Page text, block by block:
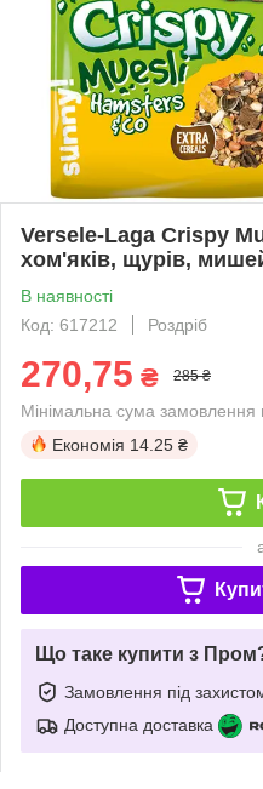
Versele-Laga Crispy
хом'яків, щурів,
В наявності
Код: 617212
Роздріб
270,75 ₴ 285 ₴
Мінімальна сума
Економія 14.25 ₴
Що таке купити з
Замовлення під
Доступна доставка